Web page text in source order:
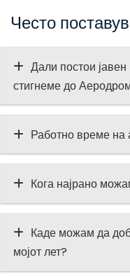
Често
Дали постои
стигнеме до
Работно време на
Кога најрано
Каде можам да
мојот лет?